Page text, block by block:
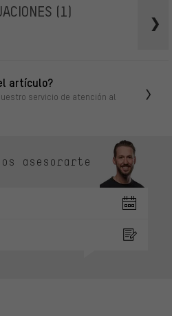
(1)
artículo?
servicio de atención al
asesorarte